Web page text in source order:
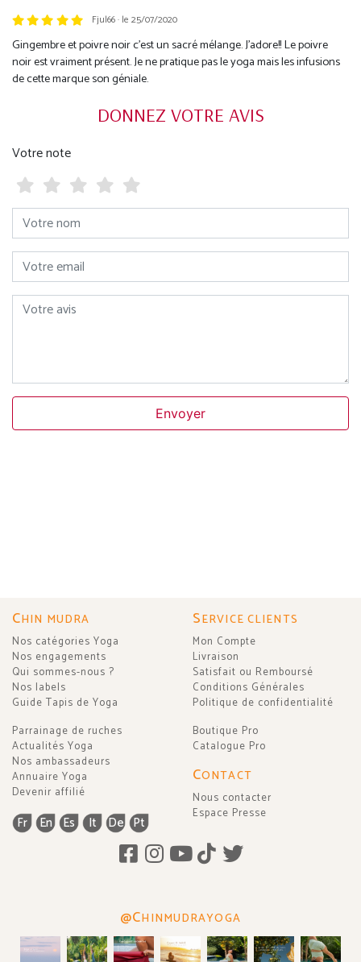
Fjul66 · le 25/07/2020
Gingembre et poivre noir c’est un sacré mélange. J’adore!! Le poivre
noir est vraiment présent. Je ne pratique pas le yoga mais les infusions
de cette marque son géniale.
DONNEZ VOTRE AVIS
Votre note
Votre nom
Votre email
Votre avis
Envoyer
CHIN MUDRA
Nos catégories Yoga
Nos engagements
Qui sommes-nous ?
Nos labels
Guide Tapis de Yoga
Parrainage de ruches
Actualités Yoga
Nos ambassadeurs
Annuaire Yoga
Devenir affilié
Fr En Es It De Pt
SERVICE CLIENTS
Mon Compte
Livraison
Satisfait ou Remboursé
Conditions Générales
Politique de confidentialité
Boutique Pro
Catalogue Pro
CONTACT
Nous contacter
Espace Presse
@CHINMUDRAYOGA